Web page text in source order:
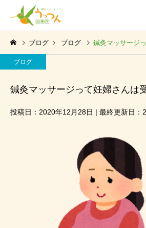
ブログ ブログ 鍼灸マッサージって
ブログ
鍼灸マッサージって妊婦さんは
投稿日：2020年12月28日 | 最終更新日：